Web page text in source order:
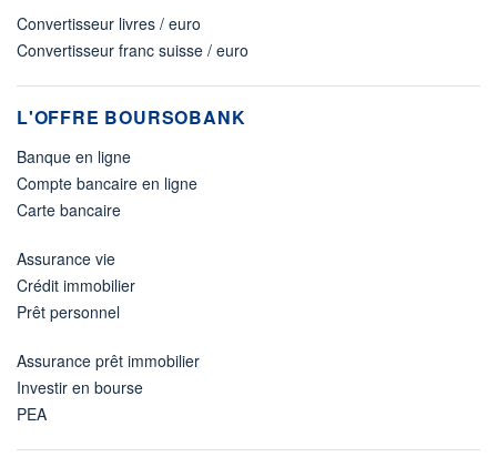
Convertisseur livres / euro
Convertisseur franc suisse / euro
L'OFFRE BOURSOBANK
Banque en ligne
Compte bancaire en ligne
Carte bancaire
Assurance vie
Crédit immobilier
Prêt personnel
Assurance prêt immobilier
Investir en bourse
PEA